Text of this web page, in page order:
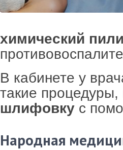
химический
В кабинете у
такие процедуры,
шлифовку с
Народная